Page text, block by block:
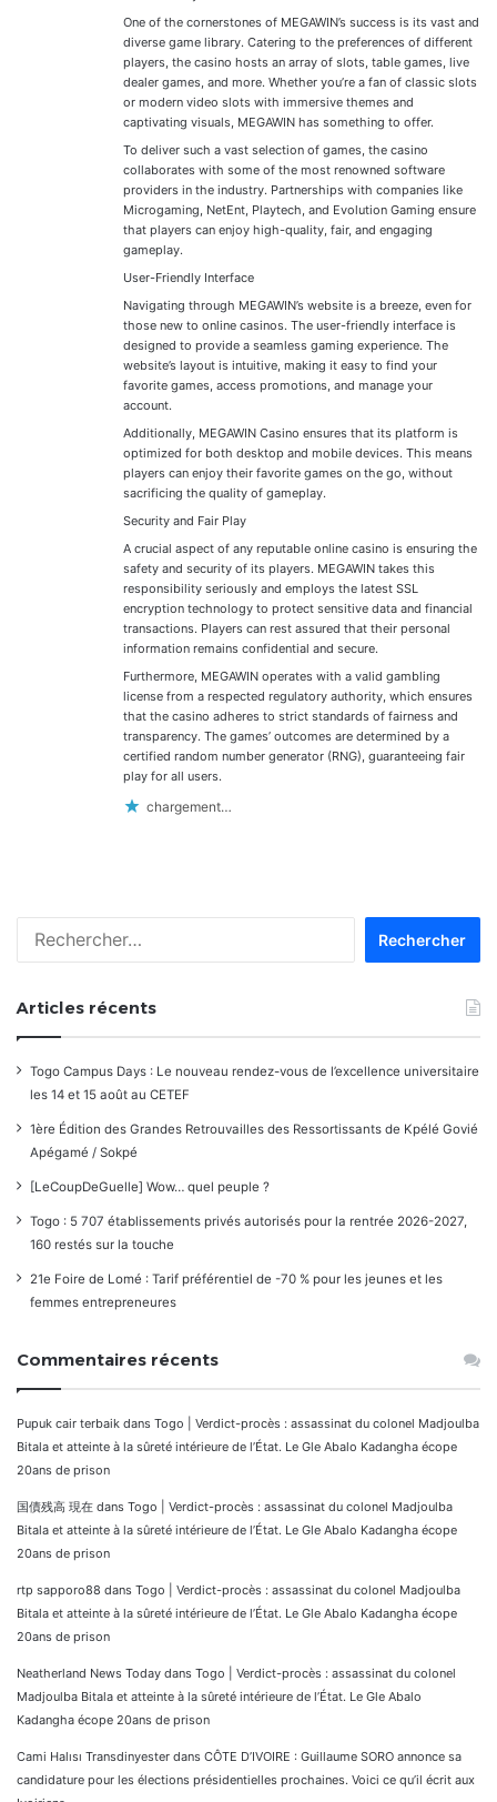
One of the cornerstones of MEGAWIN’s success is its vast and
diverse game library. Catering to the preferences of different
players, the casino hosts an array of slots, table games, live
dealer games, and more. Whether you’re a fan of classic slots
or modern video slots with immersive themes and
captivating visuals, MEGAWIN has something to offer.
To deliver such a vast selection of games, the casino
collaborates with some of the most renowned software
providers in the industry. Partnerships with companies like
Microgaming, NetEnt, Playtech, and Evolution Gaming ensure
that players can enjoy high-quality, fair, and engaging
gameplay.
User-Friendly Interface
Navigating through MEGAWIN’s website is a breeze, even for
those new to online casinos. The user-friendly interface is
designed to provide a seamless gaming experience. The
website’s layout is intuitive, making it easy to find your
favorite games, access promotions, and manage your
account.
Additionally, MEGAWIN Casino ensures that its platform is
optimized for both desktop and mobile devices. This means
players can enjoy their favorite games on the go, without
sacrificing the quality of gameplay.
Security and Fair Play
A crucial aspect of any reputable online casino is ensuring the
safety and security of its players. MEGAWIN takes this
responsibility seriously and employs the latest SSL
encryption technology to protect sensitive data and financial
transactions. Players can rest assured that their personal
information remains confidential and secure.
Furthermore, MEGAWIN operates with a valid gambling
license from a respected regulatory authority, which ensures
that the casino adheres to strict standards of fairness and
transparency. The games’ outcomes are determined by a
certified random number generator (RNG), guaranteeing fair
play for all users.
chargement…
Articles récents
Togo Campus Days : Le nouveau rendez-vous de l’excellence universitaire
les 14 et 15 août au CETEF
1ère Édition des Grandes Retrouvailles des Ressortissants de Kpélé Govié
Apégamé / Sokpé
[LeCoupDeGuelle] Wow… quel peuple ?
Togo : 5 707 établissements privés autorisés pour la rentrée 2026-2027,
160 restés sur la touche
21e Foire de Lomé : Tarif préférentiel de -70 % pour les jeunes et les
femmes entrepreneures
Commentaires récents
Pupuk cair terbaik dans Togo | Verdict-procès : assassinat du colonel Madjoulba
Bitala et atteinte à la sûreté intérieure de l’État. Le Gle Abalo Kadangha écope
20ans de prison
国債残高 現在 dans Togo | Verdict-procès : assassinat du colonel Madjoulba
Bitala et atteinte à la sûreté intérieure de l’État. Le Gle Abalo Kadangha écope
20ans de prison
rtp sapporo88 dans Togo | Verdict-procès : assassinat du colonel Madjoulba
Bitala et atteinte à la sûreté intérieure de l’État. Le Gle Abalo Kadangha écope
20ans de prison
Neatherland News Today dans Togo | Verdict-procès : assassinat du colonel
Madjoulba Bitala et atteinte à la sûreté intérieure de l’État. Le Gle Abalo
Kadangha écope 20ans de prison
Cami Halısı Transdinyester dans CÔTE D’IVOIRE : Guillaume SORO annonce sa
candidature pour les élections présidentielles prochaines. Voici ce qu’il écrit aux